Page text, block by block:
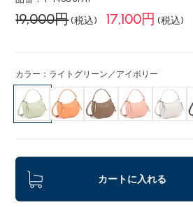
19,000円(税込) 17,100円 (税込)
カラー：ライトグリーン／アイボリー
カートに入れる